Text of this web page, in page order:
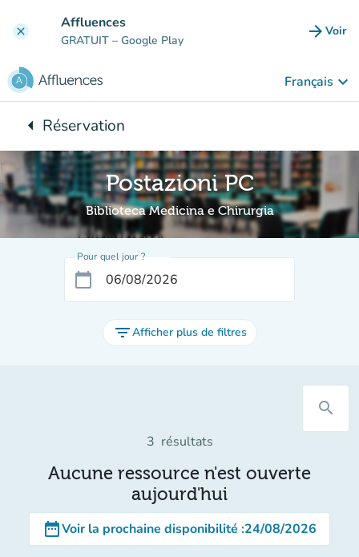
clear Affluences
GRATUIT – Google Play arrow_forward Voir
Français keyboard_arrow_down
arrow_leftRetour à :
Réservation
Postazioni PC
Biblioteca Medicina e Chirurgia
Pour quel jour ?
calendar_today
filter_listAfficher plus de filtres
search
3 résultats
Aucune ressource n'est ouverte
aujourd'hui
date_rangeVoir la prochaine disponibilité :24/08/2026